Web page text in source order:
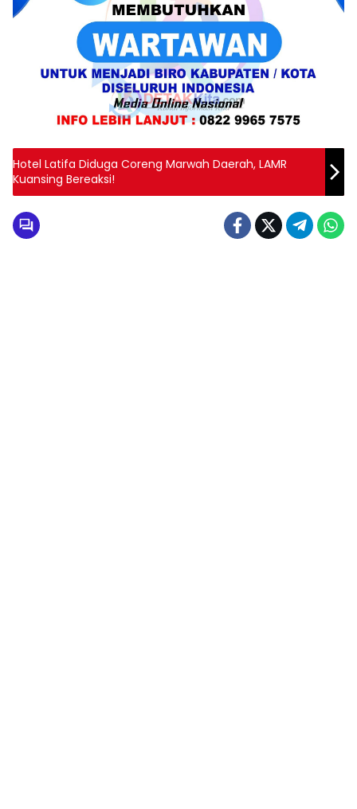
Hotel Latifa Diduga Coreng Marwah Daerah, LAMR
Kuansing Bereaksi!